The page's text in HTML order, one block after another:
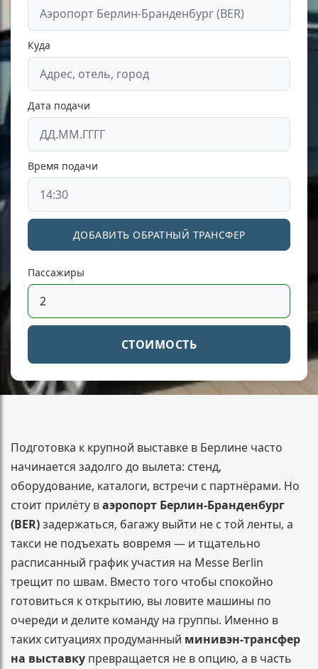
Куда
Дата подачи
Время подачи
ДОБАВИТЬ ОБРАТНЫЙ ТРАНСФЕР
Пассажиры
СТОИМОСТЬ
Подготовка к крупной выставке в Берлине часто
начинается задолго до вылета: стенд,
оборудование, каталоги, встречи с партнёрами. Но
стоит прилёту ваэропорт Берлин-Бранденбург
(BER)задержаться, багажу выйти не с той ленты, а
такси не подъехать вовремя — и тщательно
расписанный график участия на Messe Berlin
трещит по швам. Вместо того чтобы спокойно
готовиться к открытию, вы ловите машины по
очереди и делите команду на группы. Именно в
таких ситуациях продуманный минивэн-трансфер
на выставку превращается не в опцию, а в часть